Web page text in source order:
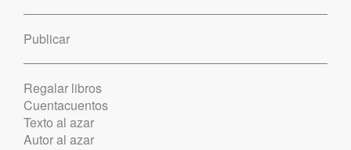
Publicar
Regalar libros
Cuentacuentos
Texto al azar
Autor al azar